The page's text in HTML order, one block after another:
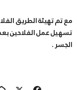
مع تم تهيئة الطريق
تسهيل عمل الفلاحين
الجسر .